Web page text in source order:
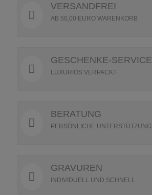
VERSANDFREI
AB 50,00 EURO WARENKORB
GESCHENKE-SERVICE
LUXURIÖS VERPACKT
BERATUNG
PERSÖNLICHE UNTERSTÜTZUNG
GRAVUREN
INDIVIDUELL UND SCHNELL